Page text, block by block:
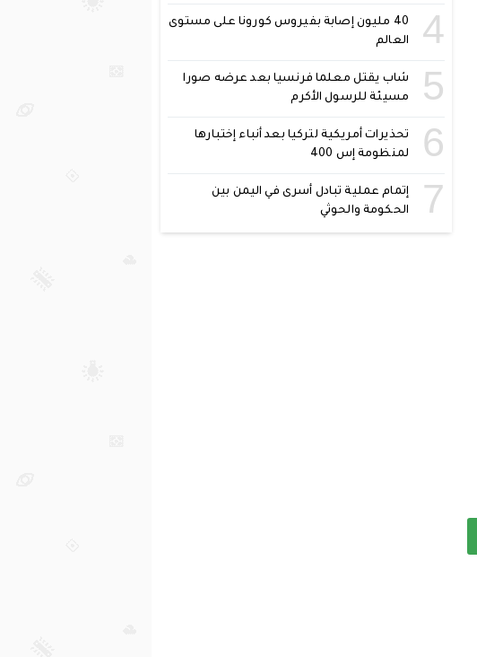
4
40 مليون إصابة بفيروس كورونا على مستوى
العالم
5
شاب يقتل معلما فرنسيا بعد عرضه صورا
مسيئة للرسول الأكرم
6
تحذيرات أمريكية لتركيا بعد أنباء إختبارها
لمنظومة إس 400
7
إتمام عملية تبادل أسرى في اليمن بين
الحكومة والحوثي